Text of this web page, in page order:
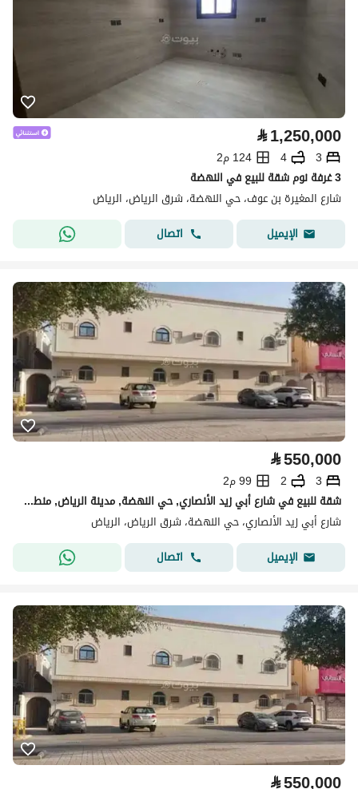
⃁1,250,000
3
4
124 م2
3 غرفة نوم شقة للبيع في النهضة
شارع المغيرة بن عوف، حي النهضة، شرق الرياض، الرياض
الإيميل
اتصال
⃁550,000
3
2
99 م2
شقة للبيع في شارع أبي زيد الأنصاري, حي النهضة, مدينة الرياض, منطقة الرياض
شارع أبي زيد الأنصاري، حي النهضة، شرق الرياض، الرياض
الإيميل
اتصال
⃁550,000